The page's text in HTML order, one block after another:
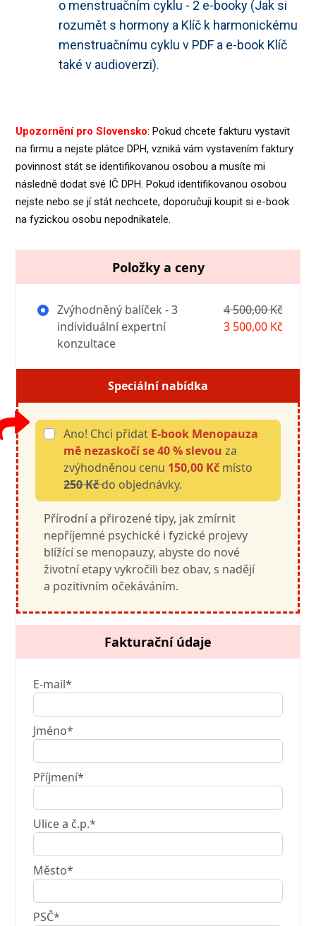
o menstruačním cyklu - 2 e-booky (Jak si
rozumět s hormony a Klíč k harmonickému
menstruačnímu cyklu v PDF a e-book Klíč
také v audioverzi).
Upozornění pro Slovensko: Pokud chcete fakturu vystavit
na firmu a nejste plátce DPH, vzniká vám vystavením faktury
povinnost stát se identifikovanou osobou a musíte mi
následně dodat své IČ DPH. Pokud identifikovanou osobou
nejste nebo se jí stát nechcete, doporučuji koupit si e-book
na fyzickou osobu nepodnikatele.
Položky a ceny
Zvýhodněný balíček - 3
individuální expertní
konzultace
4 500,00 Kč
3 500,00 Kč
Speciální nabídka
Ano! Chci přidat E-book Menopauza
mě nezaskočí se 40 % slevou za
zvýhodněnou cenu 150,00 Kč místo
250 Kčdo objednávky.
Přírodní a přirozené tipy, jak zmírnit
nepříjemné psychické i fyzické projevy
blížící se menopauzy, abyste do nové
životní etapy vykročili bez obav, s nadějí
a pozitivním očekáváním.
Fakturační údaje
E-mail*
Jméno*
Příjmení*
Ulice a č.p.*
Město*
PSČ*